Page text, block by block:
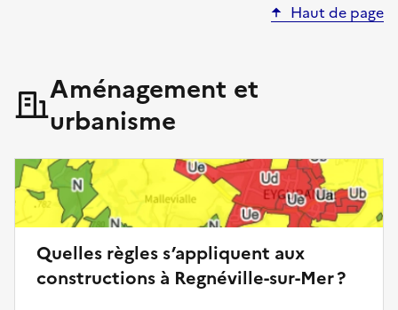
Haut de page
Aménagement et
urbanisme
Quelles règles s’appliquent aux
constructions à Regnéville-sur-Mer ?